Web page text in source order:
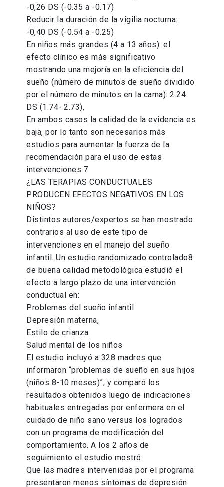
-0,26 DS (-0.35 a -0.17)
Reducir la duración de la vigilia nocturna:
-0,40 DS (-0.54 a -0.25)
En niños más grandes (4 a 13 años): el
efecto clínico es más significativo
mostrando una mejoría en la eficiencia del
sueño (número de minutos de sueño dividido
por el número de minutos en la cama): 2.24
DS (1.74- 2.73),
En ambos casos la calidad de la evidencia es
baja, por lo tanto son necesarios más
estudios para aumentar la fuerza de la
recomendación para el uso de estas
intervenciones.7
¿LAS TERAPIAS CONDUCTUALES
PRODUCEN EFECTOS NEGATIVOS EN LOS
NIÑOS?
Distintos autores/expertos se han mostrado
contrarios al uso de este tipo de
intervenciones en el manejo del sueño
infantil. Un estudio randomizado controlado8
de buena calidad metodológica estudió el
efecto a largo plazo de una intervención
conductual en:
Problemas del sueño infantil
Depresión materna,
Estilo de crianza
Salud mental de los niños
El estudio incluyó a 328 madres que
informaron “problemas de sueño en sus hijos
(niños 8-10 meses)”, y comparó los
resultados obtenidos luego de indicaciones
habituales entregadas por enfermera en el
cuidado de niño sano versus los logrados
con un programa de modificación del
comportamiento. A los 2 años de
seguimiento el estudio mostró:
Que las madres intervenidas por el programa
presentaron menos síntomas de depresión